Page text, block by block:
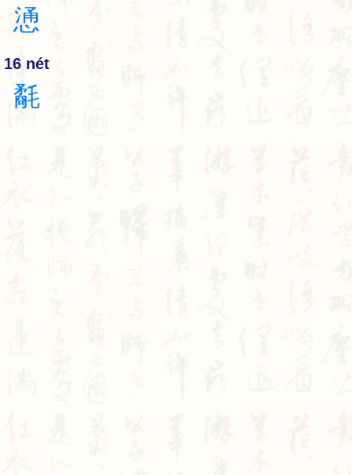
慂
16 nét
氄